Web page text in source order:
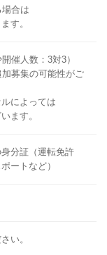
合は
す。
催人数：3対3）
募集の可能性がご
によっては
ます。
分証（運転免許
ートなど）
い。